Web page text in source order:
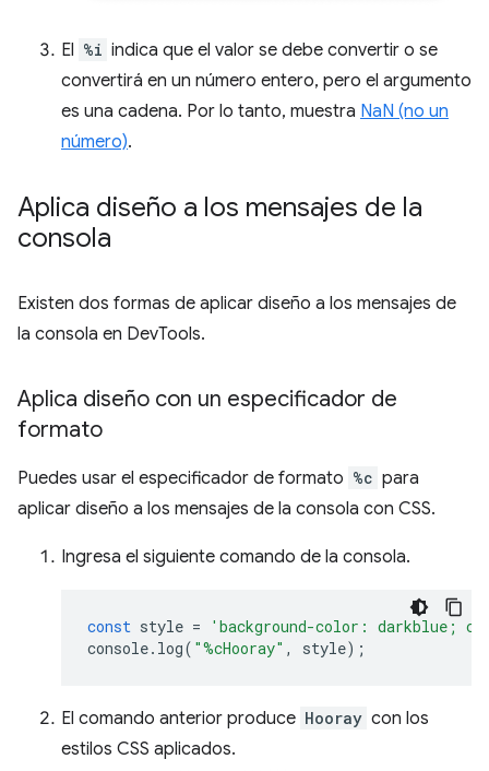
El %i indica que el valor se debe convertir o se
convertirá en un número entero, pero el argumento
es una cadena. Por lo tanto, muestra NaN (no un
número).
Aplica diseño a los mensajes de la
consola
Existen dos formas de aplicar diseño a los mensajes de
la consola en DevTools.
Aplica diseño con un especificador de
formato
Puedes usar el especificador de formato %c para
aplicar diseño a los mensajes de la consola con CSS.
Ingresa el siguiente comando de la consola.
const style =
'background-color:
console. log( "%cHooray" , style);
El comando anterior produce Hooray con los
estilos CSS aplicados.